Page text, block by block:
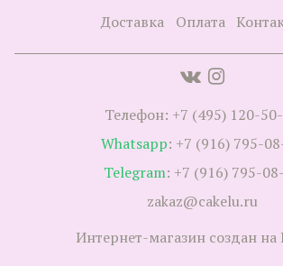
Доставка
Оплата
Телефон: +7 (495) 120-
Whatsapp: +7 (916) 795-
Telegram: +7 (916) 795-
zakaz@cakelu.ru
Интернет-магазин создан на